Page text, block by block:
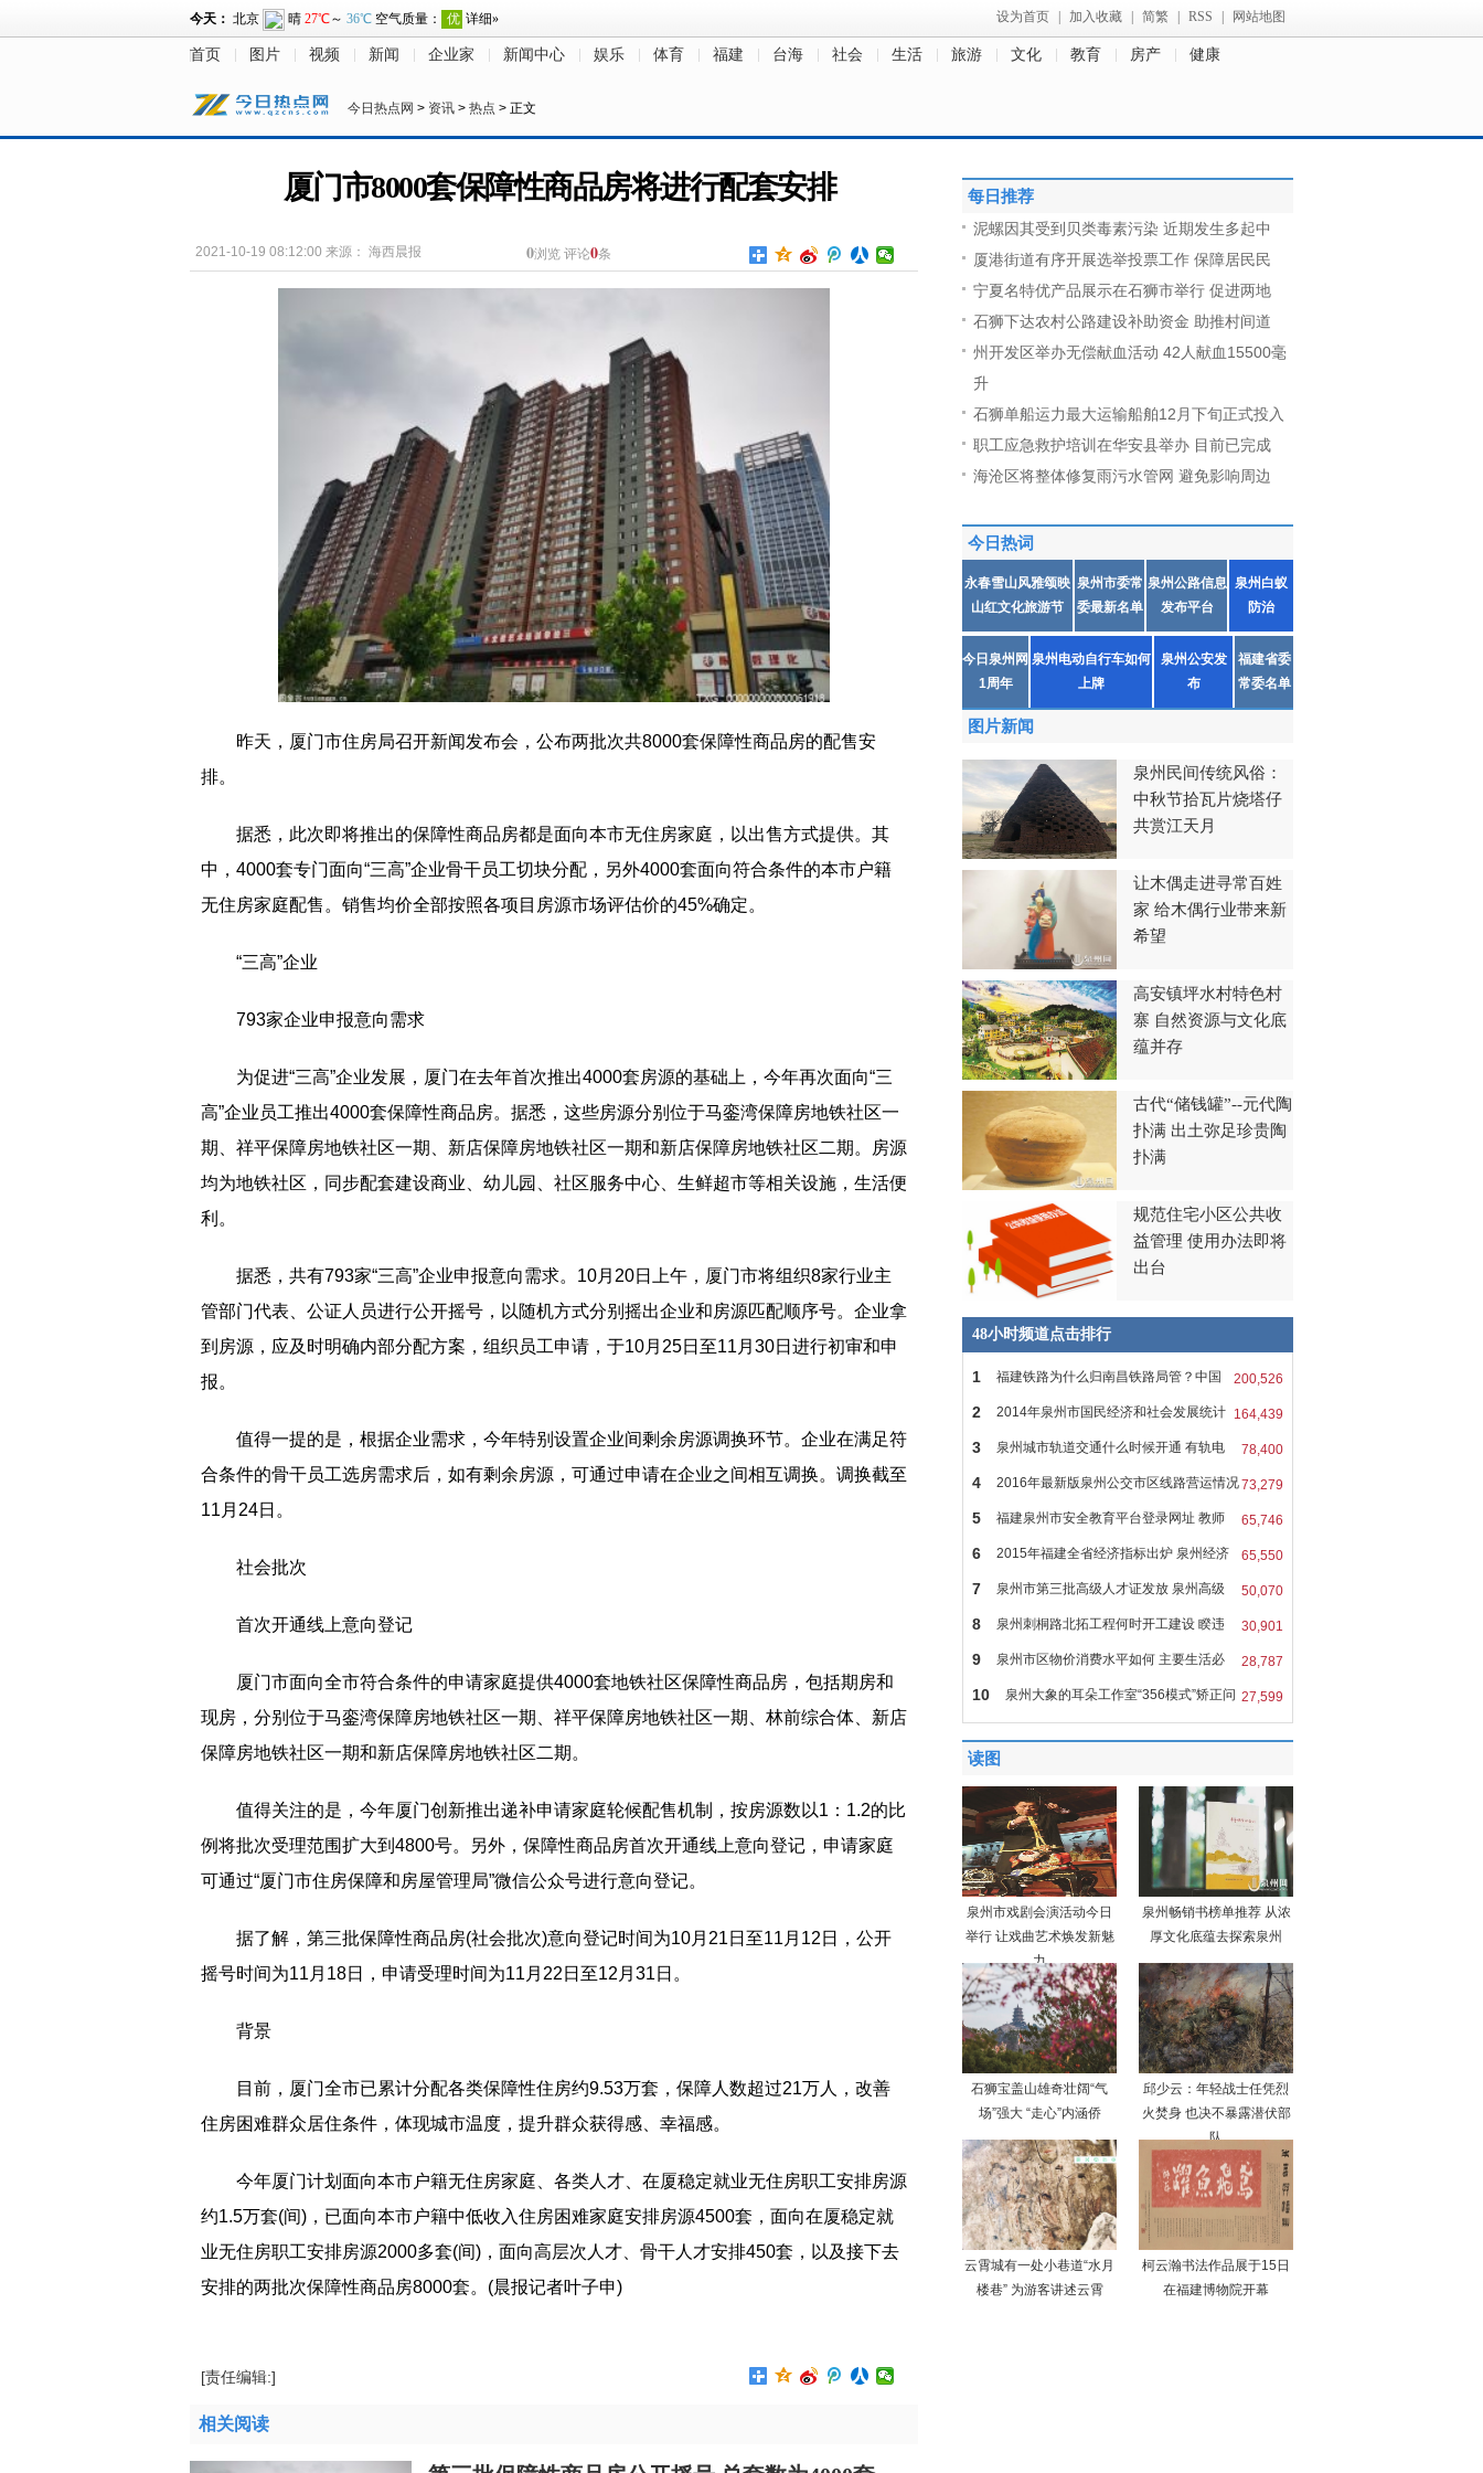
设为首页 加入收藏 简繁 RSS 网站地图
首页 图片 视频 新闻 企业家 新闻中心 娱乐 体育 福建 台海 社会 生活 旅游 文化 教育 房产 健康
今日热点网 > 资讯 > 热点 > 正文
厦门市8000套保障性商品房将进行配套安排
2021-10-19 08:12:00 来源： 海西晨报 0浏览 评论0条
昨天，厦门市住房局召开新闻发布会，公布两批次共8000套保障性商品房的配售安
排。
据悉，此次即将推出的保障性商品房都是面向本市无住房家庭，以出售方式提供。其
中，4000套专门面向“三高”企业骨干员工切块分配，另外4000套面向符合条件的本市户籍
无住房家庭配售。销售均价全部按照各项目房源市场评估价的45%确定。
“三高”企业
793家企业申报意向需求
为促进“三高”企业发展，厦门在去年首次推出4000套房源的基础上，今年再次面向“三
高”企业员工推出4000套保障性商品房。据悉，这些房源分别位于马銮湾保障房地铁社区一
期、祥平保障房地铁社区一期、新店保障房地铁社区一期和新店保障房地铁社区二期。房源
均为地铁社区，同步配套建设商业、幼儿园、社区服务中心、生鲜超市等相关设施，生活便
利。
据悉，共有793家“三高”企业申报意向需求。10月20日上午，厦门市将组织8家行业主
管部门代表、公证人员进行公开摇号，以随机方式分别摇出企业和房源匹配顺序号。企业拿
到房源，应及时明确内部分配方案，组织员工申请，于10月25日至11月30日进行初审和申
报。
值得一提的是，根据企业需求，今年特别设置企业间剩余房源调换环节。企业在满足符
合条件的骨干员工选房需求后，如有剩余房源，可通过申请在企业之间相互调换。调换截至
11月24日。
社会批次
首次开通线上意向登记
厦门市面向全市符合条件的申请家庭提供4000套地铁社区保障性商品房，包括期房和
现房，分别位于马銮湾保障房地铁社区一期、祥平保障房地铁社区一期、林前综合体、新店
保障房地铁社区一期和新店保障房地铁社区二期。
值得关注的是，今年厦门创新推出递补申请家庭轮候配售机制，按房源数以1：1.2的比
例将批次受理范围扩大到4800号。另外，保障性商品房首次开通线上意向登记，申请家庭
可通过“厦门市住房保障和房屋管理局”微信公众号进行意向登记。
据了解，第三批保障性商品房(社会批次)意向登记时间为10月21日至11月12日，公开
摇号时间为11月18日，申请受理时间为11月22日至12月31日。
背景
目前，厦门全市已累计分配各类保障性住房约9.53万套，保障人数超过21万人，改善
住房困难群众居住条件，体现城市温度，提升群众获得感、幸福感。
今年厦门计划面向本市户籍无住房家庭、各类人才、在厦稳定就业无住房职工安排房源
约1.5万套(间)，已面向本市户籍中低收入住房困难家庭安排房源4500套，面向在厦稳定就
业无住房职工安排房源2000多套(间)，面向高层次人才、骨干人才安排450套，以及接下去
安排的两批次保障性商品房8000套。(晨报记者叶子申)
[责任编辑:]
相关阅读
每日推荐
泥螺因其受到贝类毒素污染 近期发生多起中
厦港街道有序开展选举投票工作 保障居民民
宁夏名特优产品展示在石狮市举行 促进两地
石狮下达农村公路建设补助资金 助推村间道
州开发区举办无偿献血活动 42人献血15500毫
升
石狮单船运力最大运输船舶12月下旬正式投入
职工应急救护培训在华安县举办 目前已完成
海沧区将整体修复雨污水管网 避免影响周边
今日热词
永春雪山风雅颂映
山红文化旅游节
泉州市委常
委最新名单
泉州公路信息
发布平台
泉州白蚁
防治
今日泉州网
1周年
泉州电动自行车如何
上牌
泉州公安发
布
福建省委
常委名单
图片新闻
泉州民间传统风俗：
中秋节拾瓦片烧塔仔
共赏江天月
让木偶走进寻常百姓
家 给木偶行业带来新
希望
高安镇坪水村特色村
寨 自然资源与文化底
蕴并存
古代“储钱罐”--元代陶
扑满 出土弥足珍贵陶
扑满
规范住宅小区公共收
益管理 使用办法即将
出台
48小时频道点击排行
200,526
1 福建铁路为什么归南昌铁路局管？中国
18 164,439
2 2014年泉州市国民经济和社会发展统计
公报 78,400
3 泉州城市轨道交通什么时候开通 有轨电
73,279
4 2016年最新版泉州公交市区线路营运情况
65,746
5 福建泉州市安全教育平台登录网址 教师
65,550
6 2015年福建全省经济指标出炉 泉州经济
50,070
7 泉州市第三批高级人才证发放 泉州高级
30,901
8 泉州刺桐路北拓工程何时开工建设 睽违
28,787
9 泉州市区物价消费水平如何 主要生活必
27,599
10 泉州大象的耳朵工作室“356模式”矫正问
读图
泉州市戏剧会演活动今日
举行 让戏曲艺术焕发新魅
力
泉州畅销书榜单推荐 从浓
厚文化底蕴去探索泉州
石狮宝盖山雄奇壮阔“气
场”强大 “走心”内涵侨
邱少云：年轻战士任凭烈
火焚身 也决不暴露潜伏部
队
云霄城有一处小巷道“水月
楼巷” 为游客讲述云霄
柯云瀚书法作品展于15日
在福建博物院开幕